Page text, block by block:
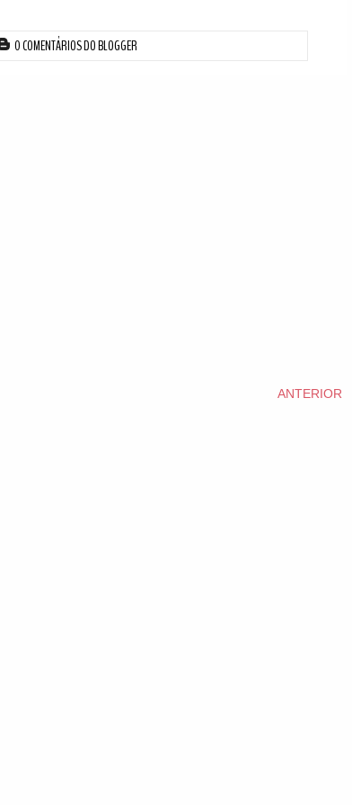
0 COMENTÁRIOS DO BLOGGER
ANTERIOR